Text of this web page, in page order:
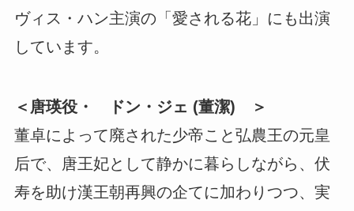
ヴィス・ハン主演の「愛される花」にも出演
しています。
＜唐瑛役・ ドン・ジェ (董潔) ＞
董卓によって廃された少帝こと弘農王の元皇
后で、唐王妃として静かに暮らしながら、伏
寿を助け漢王朝再興の企てに加わりつつ、実